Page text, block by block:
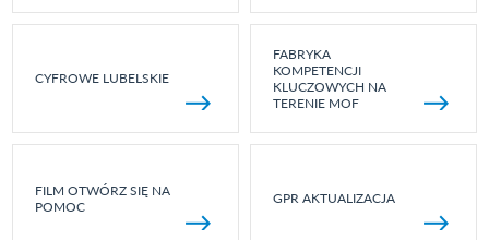
CYFROWE LUBELSKIE
FABRYKA
KOMPETENCJI
KLUCZOWYCH NA
TERENIE MOF
FILM OTWÓRZ SIĘ NA
POMOC
GPR AKTUALIZACJA